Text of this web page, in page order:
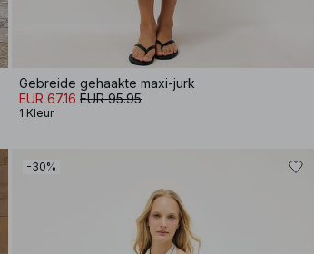
Gebreide gehaakte maxi-jurk
EUR 67.16 EUR 95.95
1 Kleur
-30%